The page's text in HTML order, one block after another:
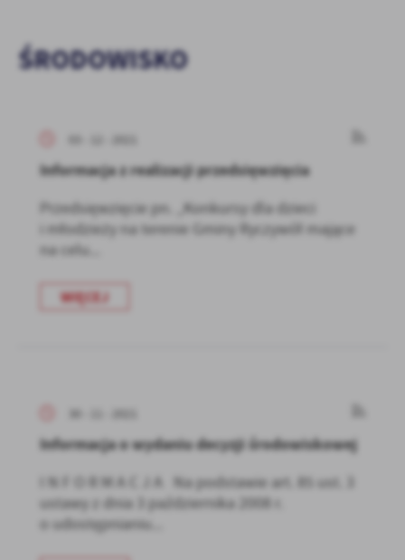
ŚRODOWISKO
Informacja z realizacji przedsięwzięcia
Przedsięwzięcie pn. „Konkursy dla dzieci
i młodzieży na terenie Gminy Ryczywół mające
na celu...
WIĘCEJ
30 - 11 - 2021
Informacja o wydaniu decyzji środowiskowej
I N F O R M A C J A Na podstawie art. 85 ust. 3
ustawy z dnia 3 października 2008 r.
o udostępnianiu...